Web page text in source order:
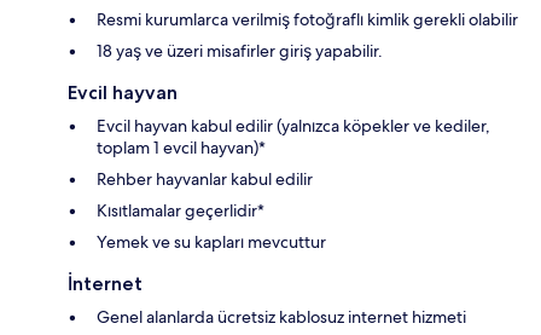
Resmi kurumlarca verilmiş fotoğraflı kimlik gerekli olabilir
18 yaş ve üzeri misafirler giriş yapabilir.
Evcil hayvan
Evcil hayvan kabul edilir (yalnızca köpekler ve kediler,
toplam 1 evcil hayvan)*
Rehber hayvanlar kabul edilir
Kısıtlamalar geçerlidir*
Yemek ve su kapları mevcuttur
İnternet
Genel alanlarda ücretsiz kablosuz internet hizmeti